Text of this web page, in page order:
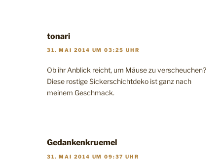
tonari
31. MAI 2014 UM 03:25 UHR
Ob ihr Anblick reicht, um Mäuse zu verscheuchen?
Diese rostige Sickerschichtdeko ist ganz nach
meinem Geschmack.
Gedankenkruemel
31. MAI 2014 UM 09:37 UHR